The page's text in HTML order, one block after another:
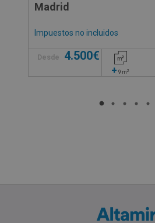
Madrid
Impuestos no incluidos
Desde 4.500€
+ 9m2